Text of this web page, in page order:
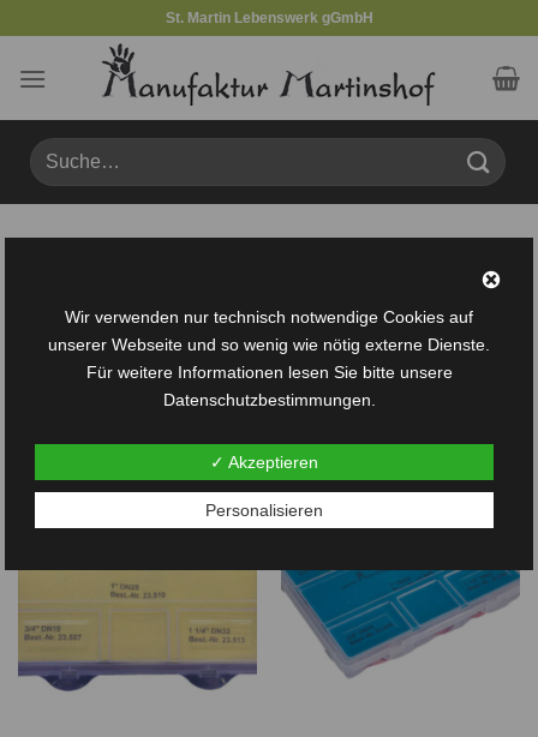
springen
St. Martin Lebenswerk gGmbH
Suche
nach:
Wunschliste
Wir verwenden nur technisch notwendige Cookies auf
unserer Webseite und so wenig wie nötig externe Dienste.
Für weitere Informationen lesen Sie bitte unsere
Datenschutzbestimmungen.
✓ Akzeptieren
Personalisieren